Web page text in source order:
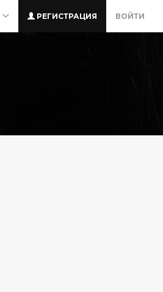
РЕГИСТРАЦИЯ ВОЙТИ